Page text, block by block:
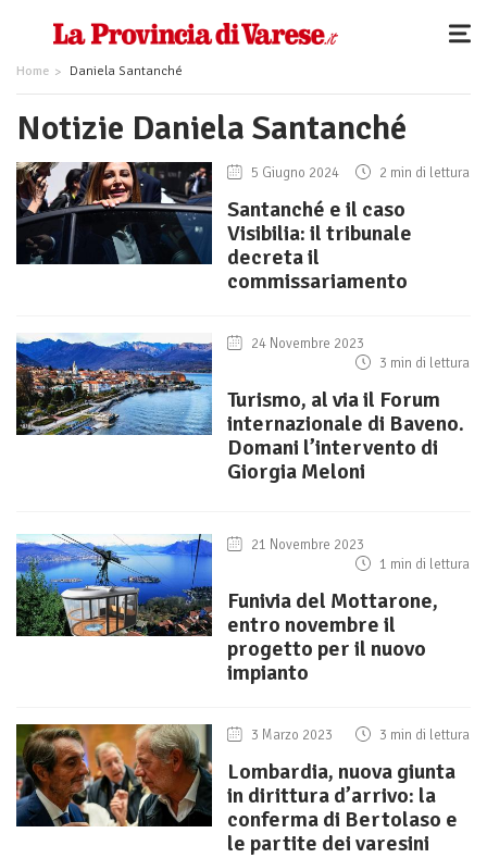
Home Daniela Santanché
Notizie Daniela Santanché
5 Giugno 2024 2 min di lettura
Santanché e il caso
Visibilia: il tribunale
decreta il
commissariamento
24 Novembre 2023
3 min di lettura
Turismo, al via il Forum
internazionale di Baveno.
Domani l’intervento di
Giorgia Meloni
21 Novembre 2023
1 min di lettura
Funivia del Mottarone,
entro novembre il
progetto per il nuovo
impianto
3 Marzo 2023 3 min di lettura
Lombardia, nuova giunta
in dirittura d’arrivo: la
conferma di Bertolaso e
le partite dei varesini